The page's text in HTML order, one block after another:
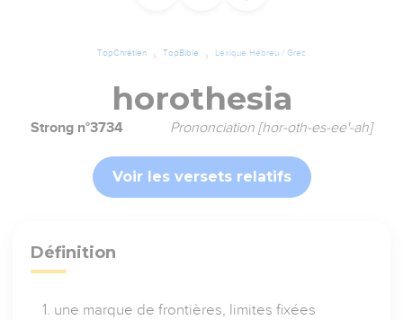
TopChrétien TopBible Lexique Hébreu / Grec
horothesia
Strong n°3734 Prononciation [hor-oth-es-ee'-ah]
Voir les versets relatifs
Définition
une marque de frontières, limites fixées